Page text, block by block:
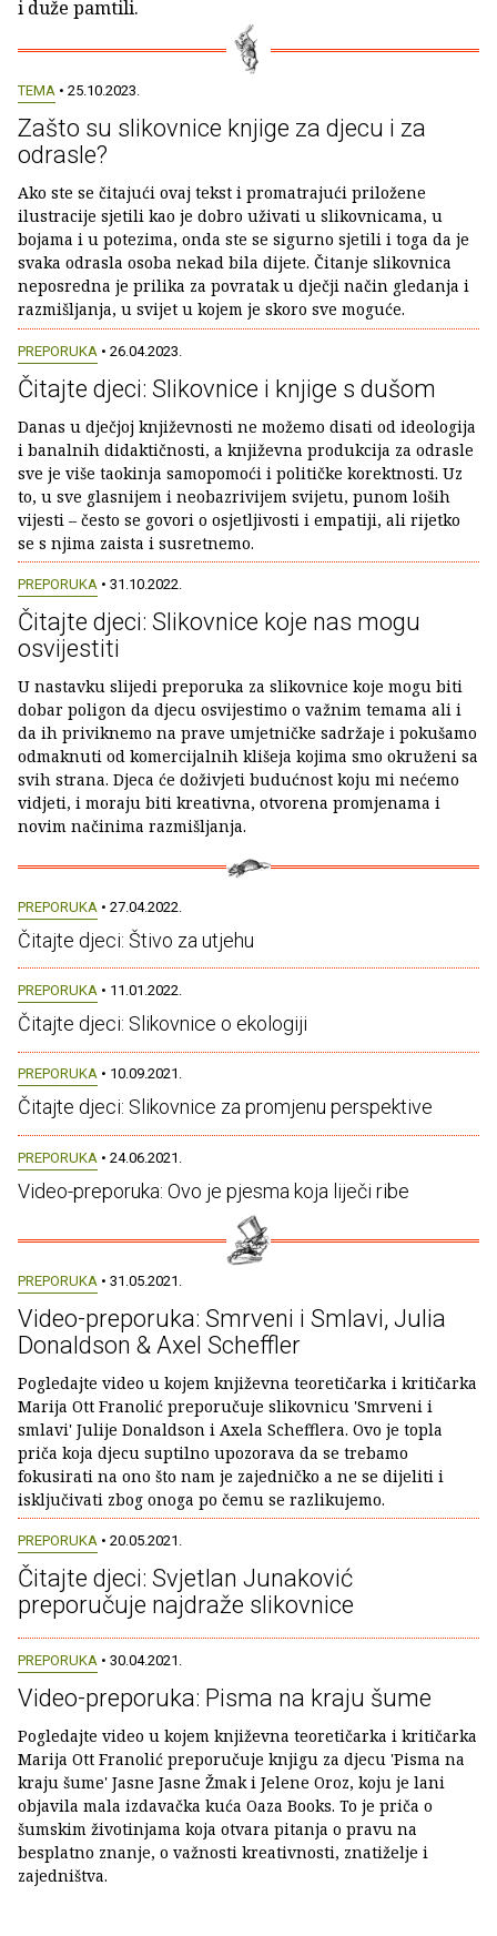
i duže pamtili.
TEMA • 25.10.2023.
Zašto su slikovnice knjige za djecu i za
odrasle?
Ako ste se čitajući ovaj tekst i promatrajući priložene
ilustracije sjetili kao je dobro uživati u slikovnicama, u
bojama i u potezima, onda ste se sigurno sjetili i toga da je
svaka odrasla osoba nekad bila dijete. Čitanje slikovnica
neposredna je prilika za povratak u dječji način gledanja i
razmišljanja, u svijet u kojem je skoro sve moguće.
PREPORUKA • 26.04.2023.
Čitajte djeci: Slikovnice i knjige s dušom
Danas u dječjoj književnosti ne možemo disati od ideologija
i banalnih didaktičnosti, a književna produkcija za odrasle
sve je više taokinja samopomoći i političke korektnosti. Uz
to, u sve glasnijem i neobazrivijem svijetu, punom loših
vijesti – često se govori o osjetljivosti i empatiji, ali rijetko
se s njima zaista i susretnemo.
PREPORUKA • 31.10.2022.
Čitajte djeci: Slikovnice koje nas mogu
osvijestiti
U nastavku slijedi preporuka za slikovnice koje mogu biti
dobar poligon da djecu osvijestimo o važnim temama ali i
da ih priviknemo na prave umjetničke sadržaje i pokušamo
odmaknuti od komercijalnih klišeja kojima smo okruženi sa
svih strana. Djeca će doživjeti budućnost koju mi nećemo
vidjeti, i moraju biti kreativna, otvorena promjenama i
novim načinima razmišljanja.
PREPORUKA • 27.04.2022.
Čitajte djeci: Štivo za utjehu
PREPORUKA • 11.01.2022.
Čitajte djeci: Slikovnice o ekologiji
PREPORUKA • 10.09.2021.
Čitajte djeci: Slikovnice za promjenu perspektive
PREPORUKA • 24.06.2021.
Video-preporuka: Ovo je pjesma koja liječi ribe
PREPORUKA • 31.05.2021.
Video-preporuka: Smrveni i Smlavi, Julia
Donaldson & Axel Scheffler
Pogledajte video u kojem književna teoretičarka i kritičarka
Marija Ott Franolić preporučuje slikovnicu 'Smrveni i
smlavi' Julije Donaldson i Axela Schefflera. Ovo je topla
priča koja djecu suptilno upozorava da se trebamo
fokusirati na ono što nam je zajedničko a ne se dijeliti i
isključivati zbog onoga po čemu se razlikujemo.
PREPORUKA • 20.05.2021.
Čitajte djeci: Svjetlan Junaković
preporučuje najdraže slikovnice
PREPORUKA • 30.04.2021.
Video-preporuka: Pisma na kraju šume
Pogledajte video u kojem književna teoretičarka i kritičarka
Marija Ott Franolić preporučuje knjigu za djecu 'Pisma na
kraju šume' Jasne Jasne Žmak i Jelene Oroz, koju je lani
objavila mala izdavačka kuća Oaza Books. To je priča o
šumskim životinjama koja otvara pitanja o pravu na
besplatno znanje, o važnosti kreativnosti, znatiželje i
zajedništva.